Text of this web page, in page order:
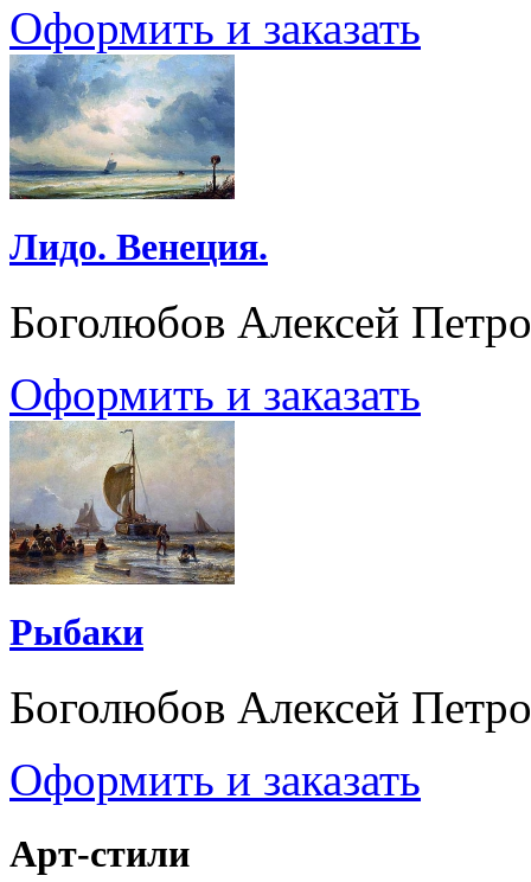
Оформить и заказать
Лидо. Венеция.
Боголюбов Алексей
Оформить и заказать
Рыбаки
Боголюбов Алексей
Оформить и заказать
Арт-стили